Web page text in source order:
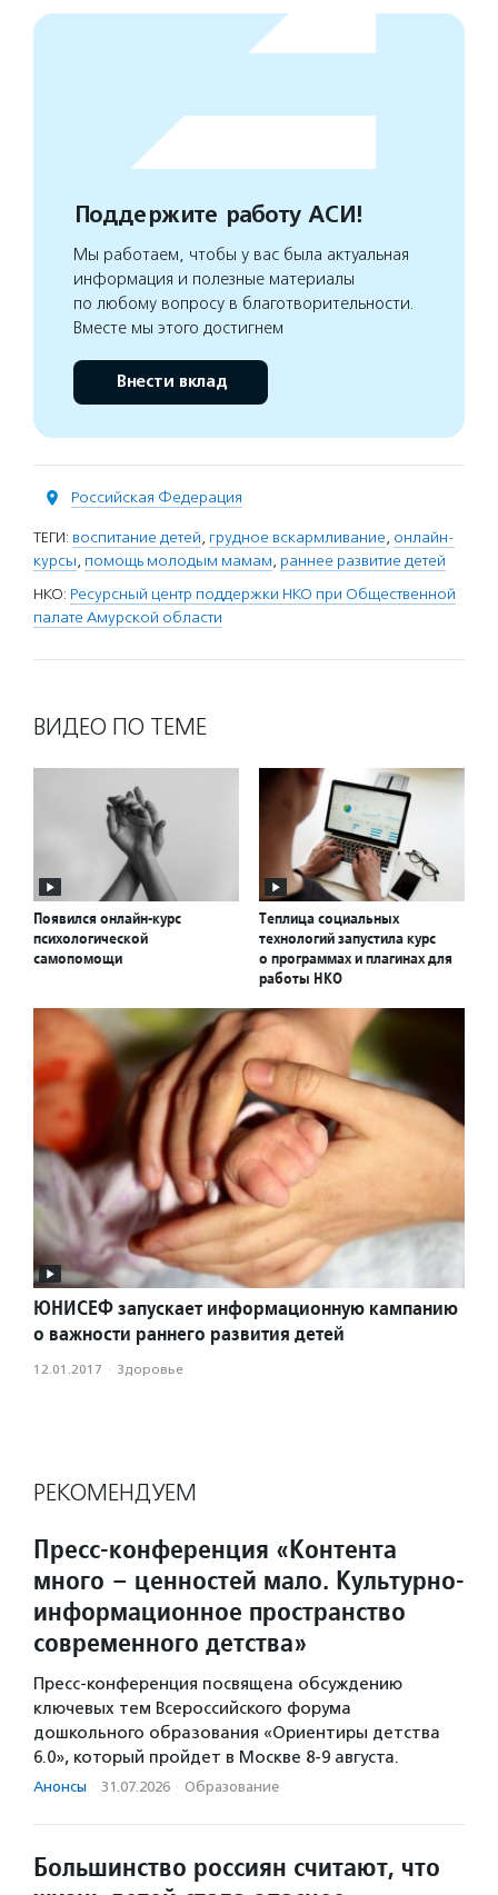
Поддержите работу АСИ!
Мы работаем, чтобы у вас была актуальная
информация и полезные материалы
по любому вопросу в благотворительности.
Вместе мы этого достигнем
Внести вклад
Российская Федерация
ТЕГИ: воспитание детей, грудное вскармливание, онлайн-
курсы, помощь молодым мамам, раннее развитие детей
НКО: Ресурсный центр поддержки НКО при Общественной
палате Амурской области
ВИДЕО ПО ТЕМЕ
Появился онлайн-курс
психологической
самопомощи
Теплица социальных
технологий запустила курс
о программах и плагинах для
работы НКО
ЮНИСЕФ запускает информационную кампанию
о важности раннего развития детей
12.01.2017 · Здоровье
РЕКОМЕНДУЕМ
Пресс-конференция «Контента
много – ценностей мало. Культурно-
информационное пространство
современного детства»
Пресс-конференция посвящена обсуждению
ключевых тем Всероссийского форума
дошкольного образования «Ориентиры детства
6.0», который пройдет в Москве 8-9 августа.
Анонсы · 31.07.2026 · Образование
Большинство россиян считают, что